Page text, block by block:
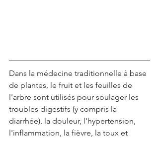
Dans la médecine traditionnelle à base
de plantes, le fruit et les feuilles de
l'arbre sont utilisés pour soulager les
troubles digestifs (y compris la
diarrhée), la douleur, l'hypertension,
l'inflammation, la fièvre, la toux et